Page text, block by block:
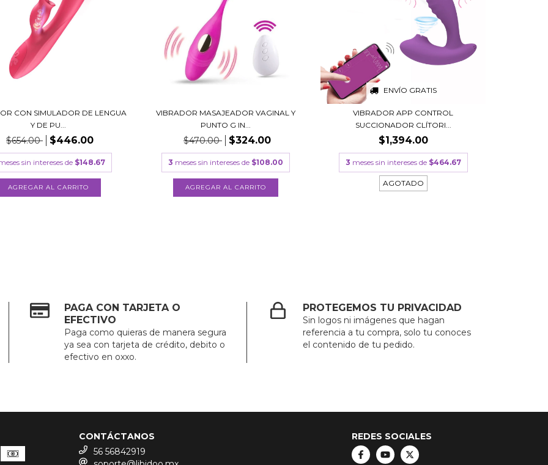
CON SIMULADOR DE LENGUA
Y DE PU...
$654.00 $446.00
sin intereses de $148.67
VIBRADOR MASAJEADOR VAGINAL Y
PUNTO G IN...
$470.00 $324.00
3 meses sin intereses de $108.00
ENVÍO GRATIS
VIBRADOR APP CONTROL
SUCCIONADOR CLÍTORI...
$1,394.00
3 meses sin intereses de $464.67
AGOTADO
PAGA CON TARJETA O
EFECTIVO
Paga como quieras de manera segura
ya sea con tarjeta de crédito, debito o
efectivo en oxxo.
PROTEGEMOS TU PRIVACIDAD
Sin logos ni imágenes que hagan
referencia a tu compra, solo tu conoces
el contenido de tu pedido.
CONTÁCTANOS
56 56842919
REDES SOCIALES